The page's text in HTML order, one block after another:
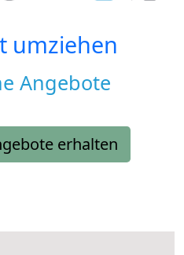
umziehen
Angebote
erhalten